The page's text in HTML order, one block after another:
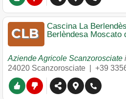
Cascina La
Berlèndesa Moscato
Aziende Agricole Scanzorosciate
24020 Scanzorosciate +39